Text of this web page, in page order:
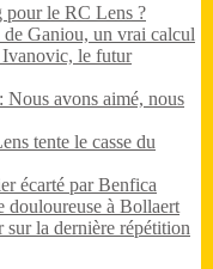
pour le RC Lens ?
Ganiou, un vrai calcul
le futur
avons aimé, nous
tente le casse du
écarté par Benfica
douloureuse à Bollaert
la dernière répétition